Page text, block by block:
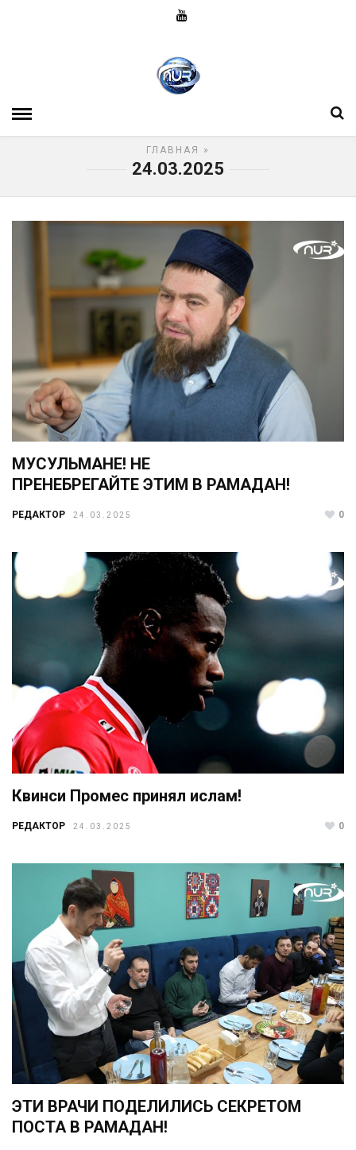
ГЛАВНАЯ »
24.03.2025
МУСУЛЬМАНЕ! НЕ
ПРЕНЕБРЕГАЙТЕ ЭТИМ В РАМАДАН!
РЕДАКТОР 24.03.2025 0
Квинси Промес принял ислам!
РЕДАКТОР 24.03.2025 0
ЭТИ ВРАЧИ ПОДЕЛИЛИСЬ СЕКРЕТОМ
ПОСТА В РАМАДАН!